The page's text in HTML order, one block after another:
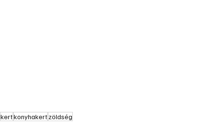
kertkonyhakertzöldség